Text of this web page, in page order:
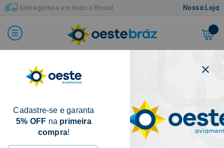
Entregamos em todo o Brasil Nossa Loja
CATEGORIA
Cadastre-se e garanta
5% OFF na primeira
compra!